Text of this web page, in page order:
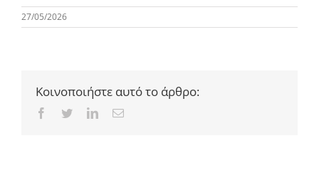
27/05/2026
Κοινοποιήστε αυτό το άρθρο:
Facebook
TwitterLinkedInEmail